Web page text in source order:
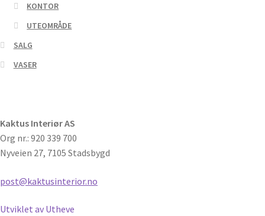
KONTOR
UTEOMRÅDE
SALG
VASER
Kaktus Interiør AS
Org nr.: 920 339 700
Nyveien 27, 7105 Stadsbygd
post@kaktusinterior.no
Utviklet av Utheve